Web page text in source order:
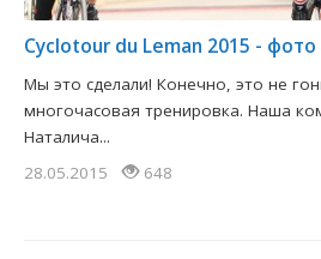
Cyclotour du Leman 2015 - фото
Мы это сделали! Конечно, это не
многочасовая тренировка. Наша
Наталича...
28.05.2015
648